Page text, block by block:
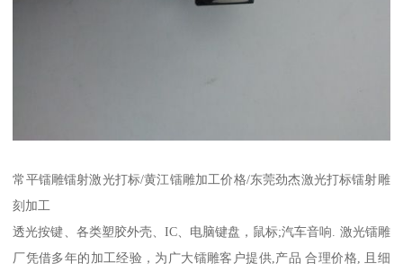
常平镭雕镭射激光打标/黄江镭雕加工价格/东莞劲杰激光打标镭射雕
刻加工
透光按键、各类塑胶外壳、IC、电脑键盘，鼠标;汽车音响. 激光镭雕
厂凭借多年的加工经验，为广大镭雕客户提供,产品 合理价格, 且细